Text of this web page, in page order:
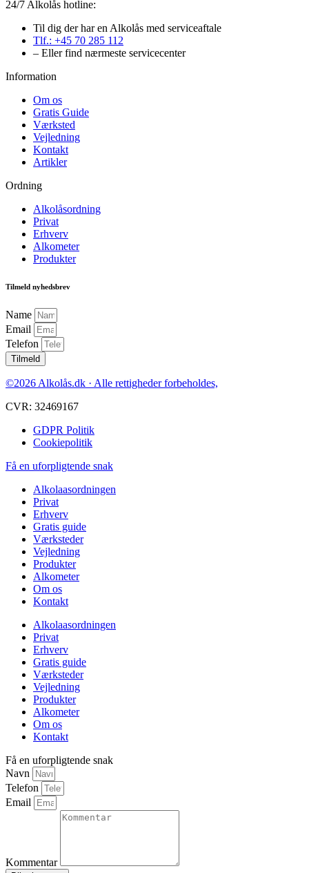
24/7 Alkolås hotline:
Til dig der har en Alkolås med serviceaftale
Tlf.: +45 70 285 112
– Eller find nærmeste servicecenter
Information
Om os
Gratis Guide
Værksted
Vejledning
Kontakt
Artikler
Ordning
Alkolåsordning
Privat
Erhverv
Alkometer
Produkter
Tilmeld nyhedsbrev
Name
Email
Telefon
Tilmeld
©2026 Alkolås.dk · Alle rettigheder forbeholdes,
CVR: 32469167
GDPR Politik
Cookiepolitik
Få en uforpligtende snak
Alkolaasordningen
Privat
Erhverv
Gratis guide
Værksteder
Vejledning
Produkter
Alkometer
Om os
Kontakt
Alkolaasordningen
Privat
Erhverv
Gratis guide
Værksteder
Vejledning
Produkter
Alkometer
Om os
Kontakt
Få en uforpligtende snak
Navn
Telefon
Email
Kommentar